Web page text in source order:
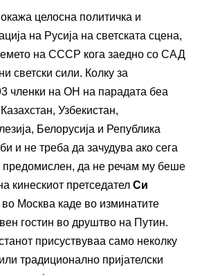
целосна политичка и
на Русија на светската сцена,
на СССР кога заедно со САД
светски сили. Колку за
членки на ОН на парадата беа
Узбекистан,
Белорусија и Република
и не треба да зачудува ако сега
да не речам му беше
кинескиот претседател Си
во Москва каде во изминатите
гостин во друштво на Путин.
присуствуваа само неколку
традиционално пријателски